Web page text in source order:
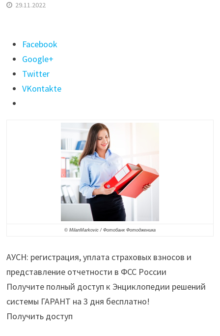
29.11.2022
Поделиться
"В
2023
году
страховой
Facebook
Google+
Twitter
VKontakte
© MilanMarkovic / Фотобанк Фотодженика
АУСН: регистрация, уплата страховых взносов и
представление отчетности в ФСС России
Получите полный доступ к Энциклопедии решений
системы ГАРАНТ на 3 дня бесплатно!
Получить доступ